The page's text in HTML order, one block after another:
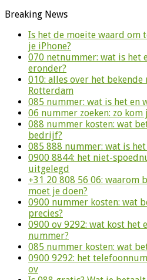
Breaking News
Is het de moeite waard om
je iPhone?
070 netnummer: wat is het
eronder?
010: alles over het
Rotterdam
085 nummer: wat is het en
06 nummer zoeken: zo
088 nummer kosten: wat
bedrijf?
085 888 nummer: wat is
0900 8844: het niet-
uitgelegd
+31 20 808 56 06: waarom
moet je doen?
0900 nummer kosten: wat
precies?
0900 ov 9292: wat kost het
nummer?
085 nummer kosten: wat
0900 9292: het
ov